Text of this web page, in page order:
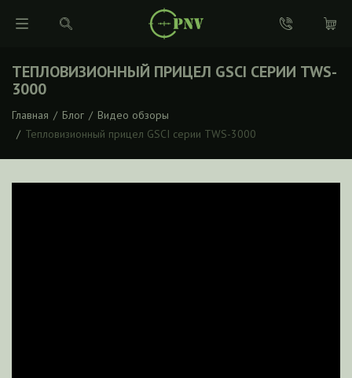
ТЕПЛОВИЗИОННЫЙ ПРИЦЕЛ GSCI СЕРИИ TWS-
3000
Главная / Блог / Видео обзоры
/ Тепловизионный прицел GSCI серии TWS-3000